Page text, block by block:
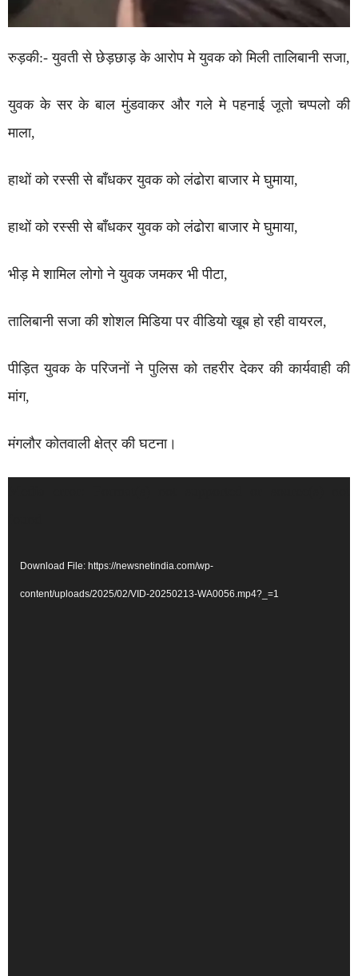
रुड़की:- युवती से छेड़छाड़ के आरोप मे युवक को मिली तालिबानी सजा,
युवक के सर के बाल मुंडवाकर और गले मे पहनाई जूतो चप्पलो की
माला,
हाथों को रस्सी से बाँधकर युवक को लंढोरा बाजार मे घुमाया,
हाथों को रस्सी से बाँधकर युवक को लंढोरा बाजार मे घुमाया,
भीड़ मे शामिल लोगो ने युवक जमकर भी पीटा,
तालिबानी सजा की शोशल मिडिया पर वीडियो खूब हो रही वायरल,
पीड़ित युवक के परिजनों ने पुलिस को तहरीर देकर की कार्यवाही की
मांग,
मंगलौर कोतवाली क्षेत्र की घटना।
Download File: https://newsnetindia.com/wp-
content/uploads/2025/02/VID-20250213-WA0056.mp4?_=1